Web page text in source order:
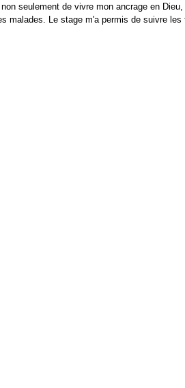
seulement de vivre mon ancrage en
malades. Le stage m'a permis de suivre